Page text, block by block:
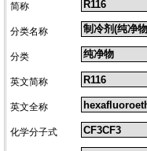
简称
分类名称
分类
英文简称
英文全称
化学分子式